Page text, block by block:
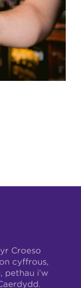
Croeso
cyffrous,
pethau i’w